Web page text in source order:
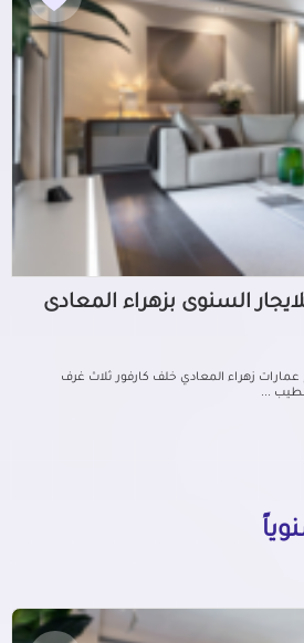
165م للايجار السنوى بزهراء المعادى
عمارات زهراء المعادي خلف كارفور ثلاث غرف
...